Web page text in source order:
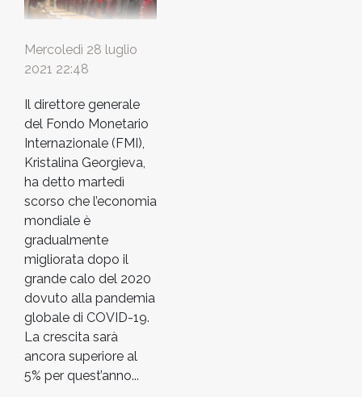
Mercoledì 28 luglio
2021 22:48
Il direttore generale
del Fondo Monetario
Internazionale (FMI),
Kristalina Georgieva,
ha detto martedì
scorso che l’economia
mondiale è
gradualmente
migliorata dopo il
grande calo del 2020
dovuto alla pandemia
globale di COVID-19.
La crescita sarà
ancora superiore al
5% per quest’anno...